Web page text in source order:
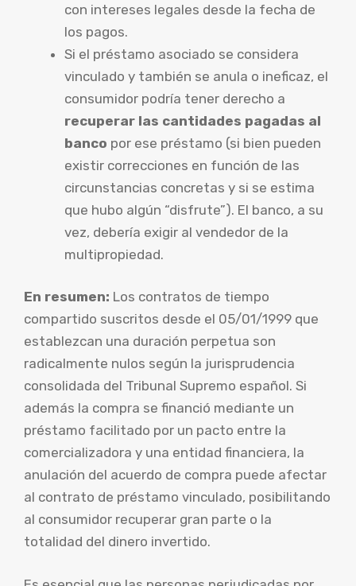
con intereses legales desde la fecha de
los pagos.
Si el préstamo asociado se considera
vinculado y también se anula o ineficaz, el
consumidor podría tener derecho a
recuperar las cantidades pagadas al
banco por ese préstamo (si bien pueden
existir correcciones en función de las
circunstancias concretas y si se estima
que hubo algún “disfrute”). El banco, a su
vez, debería exigir al vendedor de la
multipropiedad.
En resumen: Los contratos de tiempo
compartido suscritos desde el 05/01/1999 que
establezcan una duración perpetua son
radicalmente nulos según la jurisprudencia
consolidada del Tribunal Supremo español. Si
además la compra se financió mediante un
préstamo facilitado por un pacto entre la
comercializadora y una entidad financiera, la
anulación del acuerdo de compra puede afectar
al contrato de préstamo vinculado, posibilitando
al consumidor recuperar gran parte o la
totalidad del dinero invertido.